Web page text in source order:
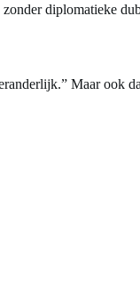
diplomatieke
Maar ook